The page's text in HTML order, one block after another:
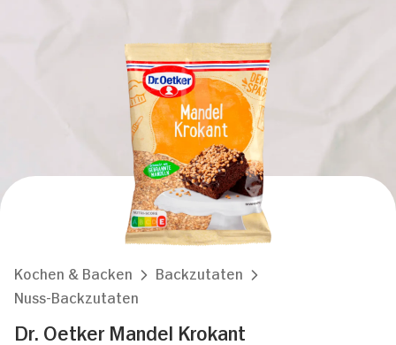
Kochen & Backen
Backzutaten
Nuss-Backzutaten
Dr. Oetker Mandel Krokant